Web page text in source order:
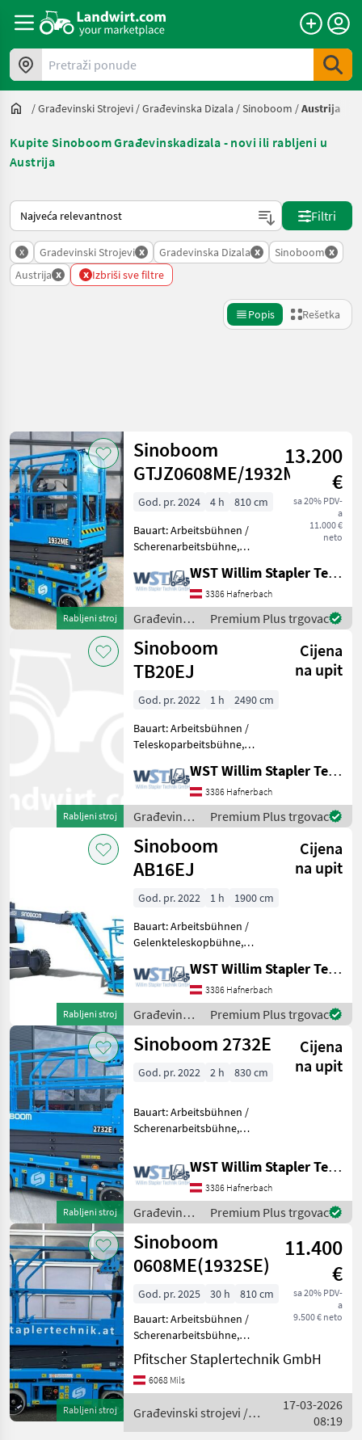
Pretraži ponude
/Građevinski Strojevi /Građevinska Dizala /Sinoboom /Austrija
Kupite Sinoboom Građevinskadizala - novi ili rabljeni u
Austrija
Tako se sortira na Landwirt.com
Filtri
x Gradevinski Strojevi x Gradevinska Dizala x Sinoboom x
Austrija x x Izbriši sve filtre
Popis Rešetka
Kategorija 4 Država
TRENUTNA
STAZA
Izgradnja
Gradevinski
Strojevi
Gradevinska
Dizala
Prikaži
(20)
Marketplace
Ponude
trgovaca
Mali
Poništi
Prikaži 5
rezultata
Rabljeni stroj
Sinoboom
GTJZ0608ME/1932ME
13.200
€
sa 20% PDV-
a
11.000 €
neto
God. pr. 2024 4 h
810 cm
Bauart: Arbeitsbühnen /
Scherenarbeitsbühne,
1880mm, Građevinski
strojevi Građevinska dizala
WST Willim Stapler Technik GmbH
3386 Hafnerbach
Građevinski
strojevi /
Sinoboom
Premium Plus trgovac
Rabljeni stroj
Sinoboom
TB20EJ
Cijena
na upit
God. pr. 2022 1 h
2490 cm
Bauart: Arbeitsbühnen /
Teleskoparbeitsbühne,
2790mm, Građevinski
strojevi Građevinska dizala
WST Willim Stapler Technik GmbH
3386 Hafnerbach
Građevinski
strojevi /
Sinoboom
Premium Plus trgovac
Rabljeni stroj
Sinoboom
AB16EJ
Cijena
na upit
God. pr. 2022 1 h
1900 cm
Bauart: Arbeitsbühnen /
Gelenkteleskopbühne,
2000mm, Građevinski
strojevi Građevinska dizala
WST Willim Stapler Technik GmbH
3386 Hafnerbach
Građevinski
strojevi /
Sinoboom
Premium Plus trgovac
Rabljeni stroj
Sinoboom 2732E
Cijena
na upit
God. pr. 2022 2 h 830 cm
Bauart: Arbeitsbühnen /
Scherenarbeitsbühne,
strojevi Građevinska dizala
WST Willim Stapler Technik GmbH
3386 Hafnerbach
Građevinski
strojevi /
Sinoboom
Premium Plus trgovac
Rabljeni stroj
Sinoboom
0608ME(1932SE)
11.400
€
sa 20% PDV-
a
9.500 € neto
God. pr. 2025 30 h
810 cm
Bauart: Arbeitsbühnen /
Scherenarbeitsbühne,
Tragkraft: 230kg, Bauhöhe:
2140mm, Batterie: Bj. 2025
24V 225Ah , Bereifung
, Bereifung hinte
Pfitscher Staplertechnik GmbH
6068 Mils
Građevinski strojevi /
Sinoboom
17-03-2026
08:19